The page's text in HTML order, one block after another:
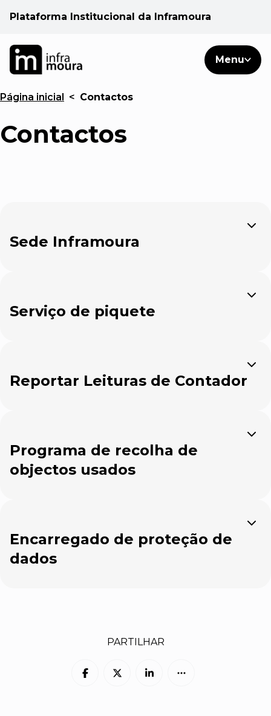
Plataforma Institucional da Inframoura
Menu
Pesquisar
Áreas de atuação
Cliente
PT
Página inicial < Contactos
Contactos
Expandir
Sede Inframoura
Expandir
Serviço de piquete
Expandir
Reportar Leituras de Contador
Expandir
Programa de recolha de
objectos usados
Expandir
Encarregado de proteção de
dados
PARTILHAR